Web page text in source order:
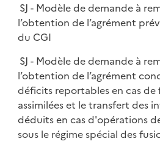
SJ - Modèle de demande à
l’obtention de l’agrément
du CGI
SJ - Modèle de demande à
l’obtention de l’agrément
déficits reportables en cas
assimilées et le transfert des
déduits en cas d'opérations
sous le régime spécial des